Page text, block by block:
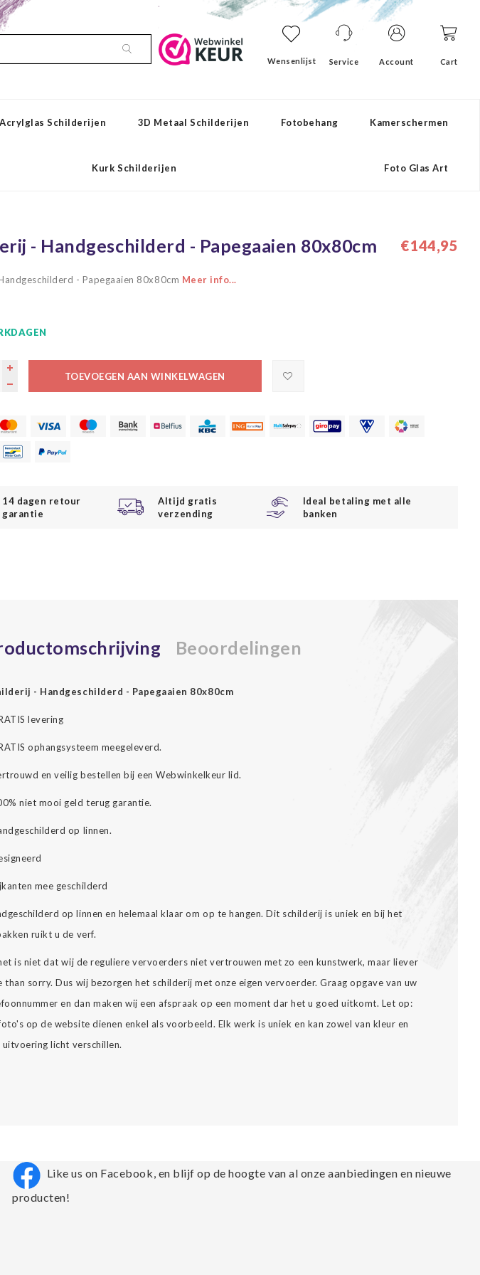
Wensenlijst Service Account Cart
Acrylglas Schilderijen 3D Metaal Schilderijen Fotobehang Kamerschermen
Kurk Schilderijen Foto Glas Art
- Handgeschilderd - Papegaaien 80x80cm €144,95
- Papegaaien 80x80cm Meer info...
TOEVOEGEN AAN WINKELWAGEN
14 dagen retour
garantie
Altijd gratis
verzending
Ideal betaling met alle
banken
Beoordelingen
- Handgeschilderd - Papegaaien 80x80cm
levering
ophangsysteem meegeleverd.
en veilig bestellen bij een Webwinkelkeur lid.
niet mooi geld terug garantie.
op linnen.
mee geschilderd
op linnen en helemaal klaar om op te hangen. Dit schilderij is uniek en bij het
ruikt u de verf.
is niet dat wij de reguliere vervoerders niet vertrouwen met zo een kunstwerk, maar liever
than sorry. Dus wij bezorgen het schilderij met onze eigen vervoerder. Graag opgave van uw
en dan maken wij een afspraak op een moment dar het u goed uitkomt. Let op:
op de website dienen enkel als voorbeeld. Elk werk is uniek en kan zowel van kleur en
uitvoering licht verschillen.
Like us on Facebook, en blijf op de hoogte van al onze aanbiedingen en nieuwe
producten!